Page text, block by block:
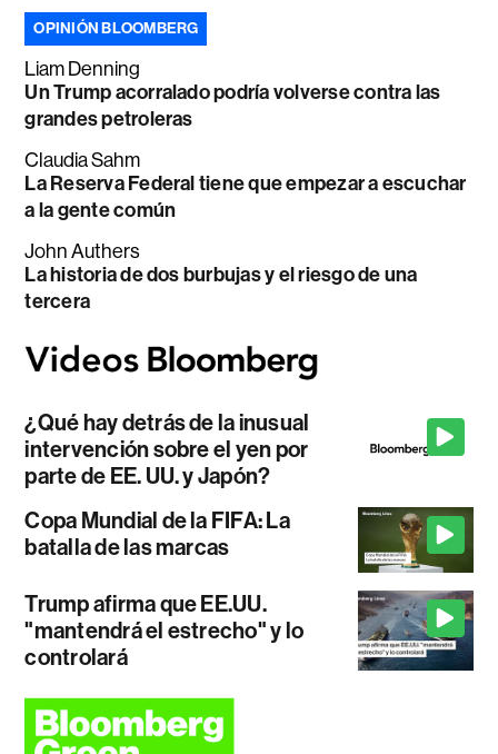
OPINIÓN BLOOMBERG
Liam Denning
Un Trump acorralado podría volverse contra las
grandes petroleras
Claudia Sahm
La Reserva Federal tiene que empezar a escuchar
a la gente común
John Authers
La historia de dos burbujas y el riesgo de una
tercera
¿Qué hay detrás de la inusual
intervención sobre el yen por
parte de EE. UU. y Japón?
Copa Mundial de la FIFA: La
batalla de las marcas
Trump afirma que EE.UU.
"mantendrá el estrecho" y lo
controlará